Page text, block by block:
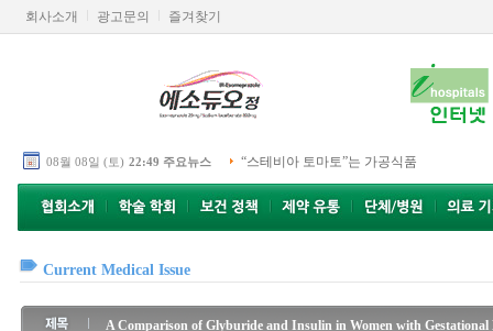
회사소개 광고문의 즐겨찾기
08월 08일 (토) 22:49 주요뉴스 “스테비아 토마토”는 가공식품
Current Medical Issue
A Comparison of Glyburide and Insulin in Women with Gestational